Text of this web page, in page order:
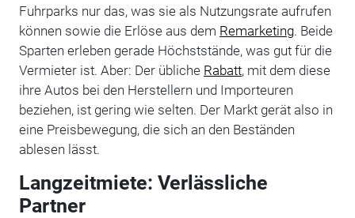
Fuhrparks nur das, was sie als Nutzungsrate aufrufen
können sowie die Erlöse aus dem Remarketing. Beide
Sparten erleben gerade Höchststände, was gut für die
Vermieter ist. Aber: Der übliche Rabatt, mit dem diese
ihre Autos bei den Herstellern und Importeuren
beziehen, ist gering wie selten. Der Markt gerät also in
eine Preisbewegung, die sich an den Beständen
ablesen lässt.
Langzeitmiete: Verlässliche
Partner